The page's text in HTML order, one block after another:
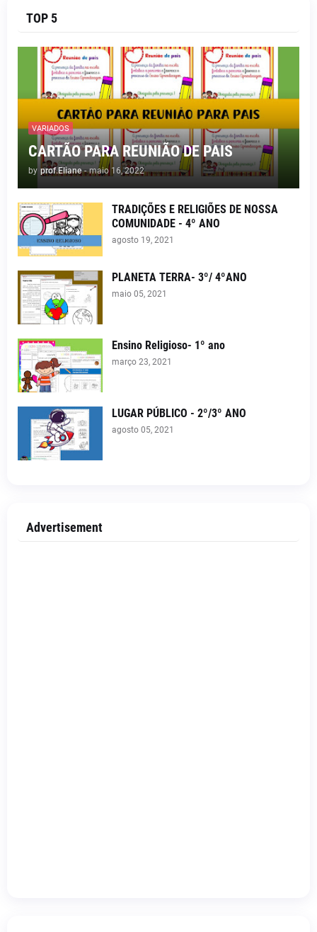
TOP 5
VARIADOS
CARTÃO PARA REUNIÃO DE PAIS
by prof.Eliane - maio 16, 2022
TRADIÇÕES E RELIGIÕES DE NOSSA
COMUNIDADE - 4º ANO
agosto 19, 2021
PLANETA TERRA- 3º/ 4ºANO
maio 05, 2021
Ensino Religioso- 1º ano
março 23, 2021
LUGAR PÚBLICO - 2º/3º ANO
agosto 05, 2021
Advertisement